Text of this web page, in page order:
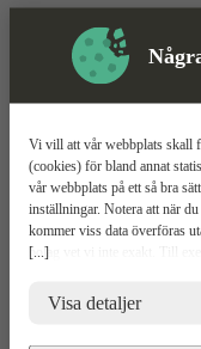
[...]
Vi vill att vår webbplats skall
(cookies) för bland annat
vår webbplats på ett så bra
inställningar. Notera att när
kommer viss data överföras
bolag vet vi inte exakt. Till
risker för dina
brottsbekämpande
Visa detaljer
Här hittar dugrensaxar
Om ToolPal
Om oss
5 enkla steg
Bli kund
Vattenrening
ToolPal To Go